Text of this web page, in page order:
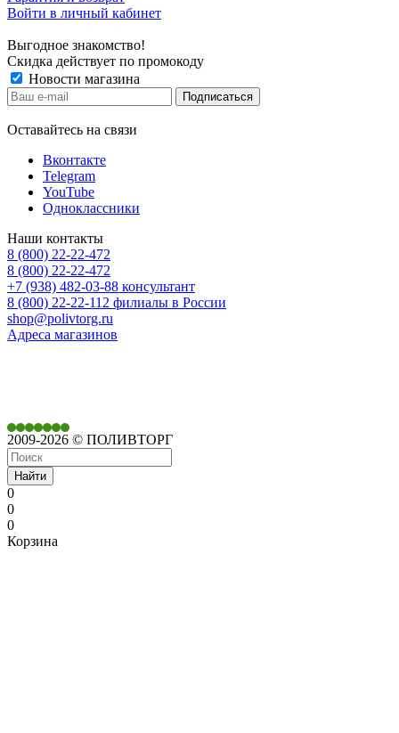
Войти в личный кабинет
Выгодное знакомство!
Скидка действует по промокоду
Новости магазина
Оставайтесь на связи
Вконтакте
Telegram
YouTube
Одноклассники
Наши контакты
8 (800) 22-22-472
8 (800) 22-22-472
+7 (938) 482-03-88 консультант
8 (800) 22-22-112 филиалы в России
shop@polivtorg.ru
Адреса магазинов
2009-2026 © ПОЛИВТОРГ
Найти
0
0
0
Корзина